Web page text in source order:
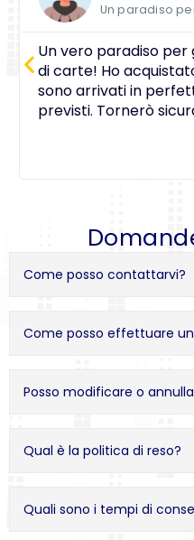
Un paradiso
Un vero paradiso per
di carte! Ho
sono arrivati in
previsti. Tornerò
Come posso contattarvi?
Come posso effettuare
Posso modificare o
Qual è la politica di reso?
Quali sono i tempi di